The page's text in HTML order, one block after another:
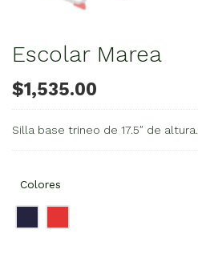
Escolar Marea
$1,535.00
Silla base trineo de 17.5″ de altura.
Colores